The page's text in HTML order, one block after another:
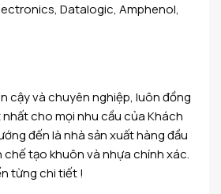
Datalogic, Amphenol,
cậy và chuyên nghiệp, luôn đồng
cho mọi nhu cầu của Khách
đến là nhà sản xuất hàng đầu
tạo khuôn và nhựa chính xác.
từng chi tiết !